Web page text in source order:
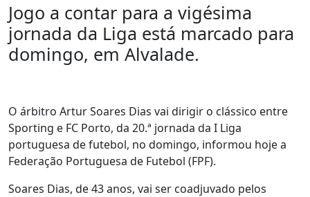
Jogo a contar para a vigésima
jornada da Liga está marcado para
domingo, em Alvalade.
O árbitro Artur Soares Dias vai dirigir o clássico entre
Sporting e FC Porto, da 20.ª jornada da I Liga
portuguesa de futebol, no domingo, informou hoje a
Federação Portuguesa de Futebol (FPF).
Soares Dias, de 43 anos, vai ser coadjuvado pelos